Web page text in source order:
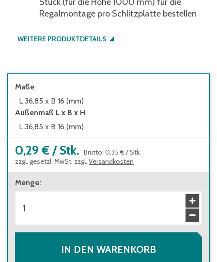
Regalmontage pro Schlitzplatte bestellen
WEITERE PRODUKTDETAILS
Maße
L 36,85 x B 16 (mm)
Außenmaß L x B x H
L 36,85 x B 16 (mm)
0,29 € / Stk. Brutto: 0,35 € /Stk.
zzgl. gesetzl. MwSt. zzgl. Versandkosten
Menge:
IN DEN WARENKORB